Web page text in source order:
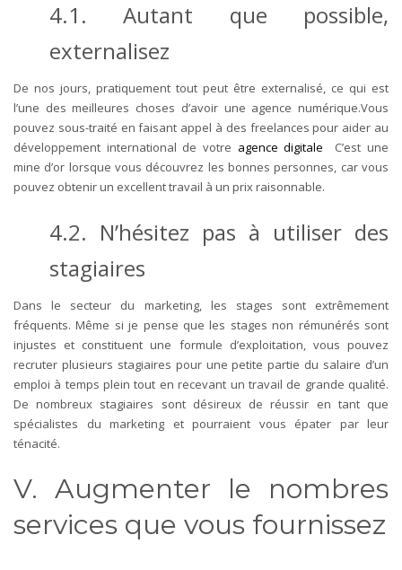
4.1. Autant que possible,
externalisez
De nos jours, pratiquement tout peut être externalisé, ce qui est
l’une des meilleures choses d’avoir une agence numérique.Vous
pouvez sous-traité en faisant appel à des freelances pour aider au
développement international de votre agence digitale C’est une
mine d’or lorsque vous découvrez les bonnes personnes, car vous
pouvez obtenir un excellent travail à un prix raisonnable.
4.2. N’hésitez pas à utiliser des
stagiaires
Dans le secteur du marketing, les stages sont extrêmement
fréquents. Même si je pense que les stages non rémunérés sont
injustes et constituent une formule d’exploitation, vous pouvez
recruter plusieurs stagiaires pour une petite partie du salaire d’un
emploi à temps plein tout en recevant un travail de grande qualité.
De nombreux stagiaires sont désireux de réussir en tant que
spécialistes du marketing et pourraient vous épater par leur
ténacité.
V. Augmenter le nombres
services que vous fournissez